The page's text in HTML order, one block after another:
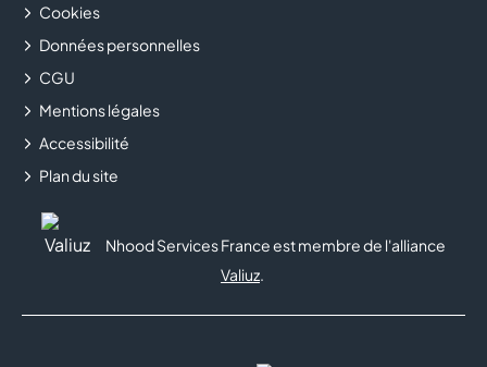
Cookies
Données personnelles
CGU
Mentions légales
Accessibilité
Plan du site
Nhood Services France est membre de l'alliance
Valiuz.